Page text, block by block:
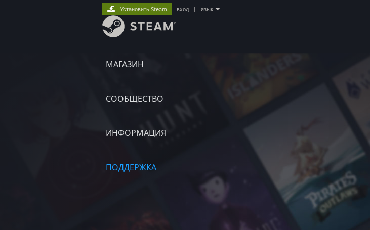
МАГАЗИН
СООБЩЕСТВО
ИНФОРМАЦИЯ
ПОДДЕРЖКА
Установить Steam вход язык